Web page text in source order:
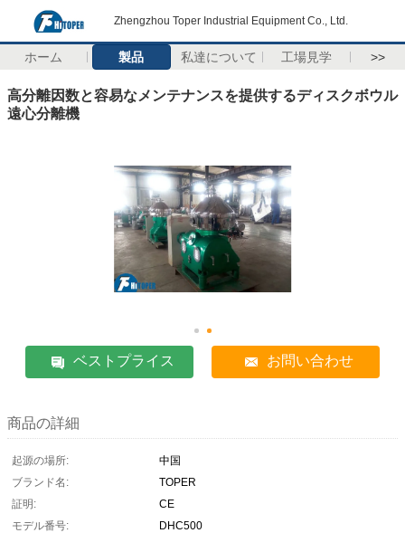
Zhengzhou Toper Industrial Equipment Co., Ltd.
ホーム 製品 私達について 工場見学 >>
高分離因数と容易なメンテナンスを提供するディスクボウル
遠心分離機
ベストプライス お問い合わせ
商品の詳細
起源の場所:
中国
ブランド名:
TOPER
証明:
CE
モデル番号:
DHC500